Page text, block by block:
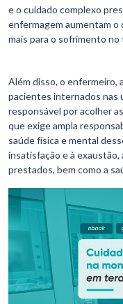
e o cuidado complexo
enfermagem aumentam
mais para o sofrimento no
Além disso, o enfermeiro,
pacientes internados nas
responsável por acolher
que exige ampla
saúde física e mental
insatisfação e à
prestados, bem como a